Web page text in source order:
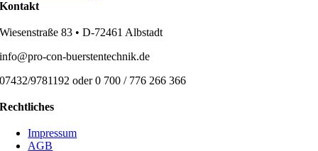
Kontakt
Wiesenstraße 83 • D-72461 Albstadt
info@pro-con-buerstentechnik.de
07432/9781192 oder 0 700 / 776 266 366
Rechtliches
Impressum
AGB